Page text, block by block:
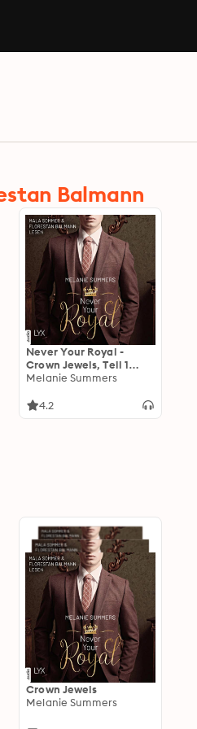
Balmann
Never Your Royal -
Crown Jewels, Teil 1
(Ungekürzt)
Melanie Summers
4.2
Crown Jewels
Melanie Summers